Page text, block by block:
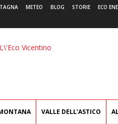
METEO BLOG STORIE ECO
L'Eco
VALLE DELL’ASTICO